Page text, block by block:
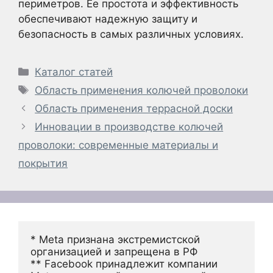
периметров. Ее простота и эффективность
обеспечивают надежную защиту и
безопасность в самых различных условиях.
Рубрики
Каталог статей
Метки
Область применения колючей проволоки
Область применения террасной доски
Инновации в производстве колючей
проволоки: современные материалы и
покрытия
* Meta признана экстремистской
организацией и запрещена в РФ
** Facebook принадлежит компании